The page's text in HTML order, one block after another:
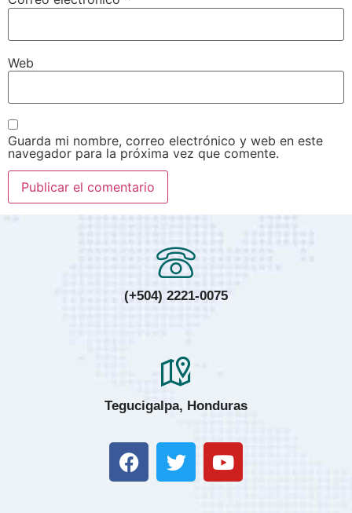
Web
Guarda mi nombre, correo electrónico y web en este
navegador para la próxima vez que comente.
(+504) 2221-0075
Tegucigalpa, Honduras